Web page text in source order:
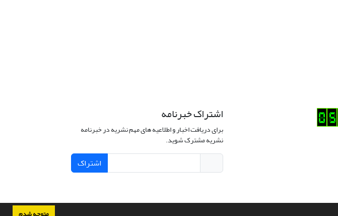
اشتراک خبرنامه
برای دریافت اخبار و اطلاعیه های مهم نشریه در خبرنامه
نشریه مشترک شوید.
اشتراک